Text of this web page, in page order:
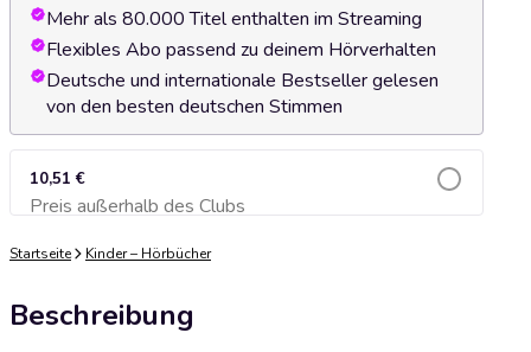
Mehr als 80.000 Titel enthalten im Streaming
Flexibles Abo passend zu deinem Hörverhalten
Deutsche und internationale Bestseller gelesen
von den besten deutschen Stimmen
10,51 €
Preis außerhalb des ClubsZum Warenkorb hinzufügen
Startseite Kinder – Hörbücher
Beschreibung